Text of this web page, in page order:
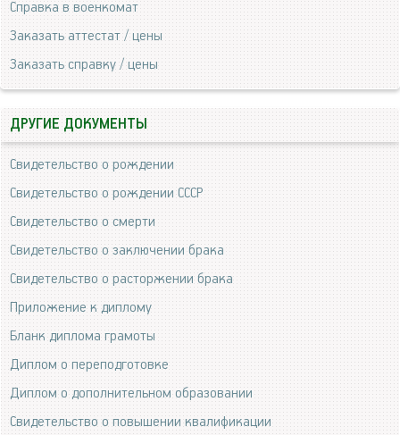
Справка в военкомат
Заказать аттестат / цены
Заказать справку / цены
ДРУГИЕ ДОКУМЕНТЫ
Свидетельство о рождении
Свидетельство о рождении СССР
Свидетельство о смерти
Свидетельство о заключении брака
Свидетельство о расторжении брака
Приложение к диплому
Бланк диплома грамоты
Диплом о переподготовке
Диплом о дополнительном образовании
Свидетельство о повышении квалификации